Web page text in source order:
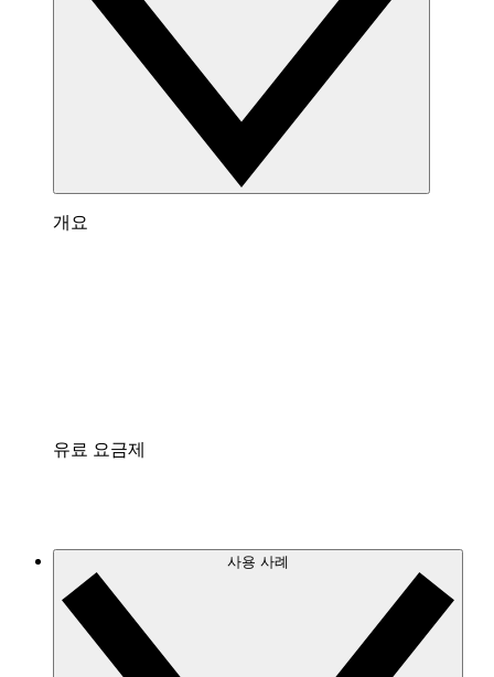
개요
유료 요금제
사용 사례